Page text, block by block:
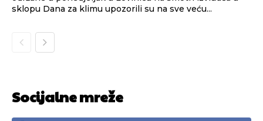
sklopu Dana za klimu upozorili su na sve veću...
Socijalne mreže